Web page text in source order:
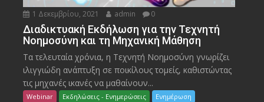
1 Δεκεμβρίου, 2021 admin 0
Διαδικτυακή Εκδήλωση για την Τεχνητή
Νοημοσύνη και τη Μηχανική Μάθηση
Τα τελευταία χρόνια, η Τεχνητή Νοημοσύνη γνωρίζει
ιλιγγιώδη ανάπτυξη σε ποικίλους τομείς, καθιστώντας
τις μηχανές ικανές να μαθαίνουν...
Webinar Εκδηλώσεις - Ενημερώσεις Ενημέρωση